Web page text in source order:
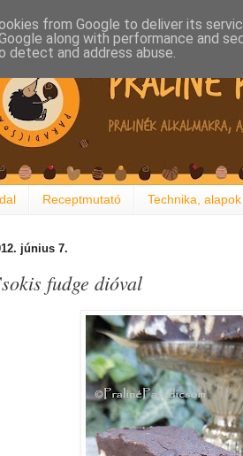
Receptmutató Technika, alapok
június 7.
fudge dióval
from Google to deliver its
along with performance and
detect and address abuse.